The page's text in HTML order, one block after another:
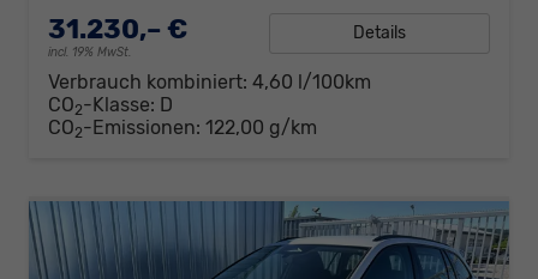
31.230,– €
incl. 19% MwSt.
Details
Verbrauch kombiniert: 4,60 l/100km
CO2-Klasse: D
CO2-Emissionen: 122,00 g/km